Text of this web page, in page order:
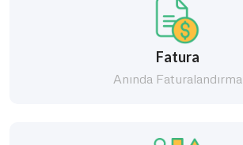
Fatura
Anında Faturalandırma